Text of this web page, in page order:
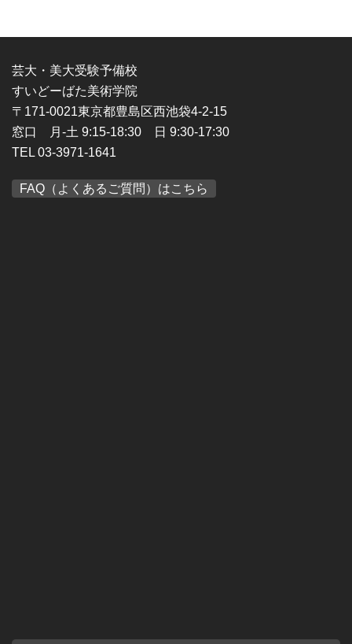
芸大・美大受験予備校
すいどーばた美術学院
〒171-0021東京都豊島区西池袋4-2-15
窓口 月-土 9:15-18:30 日 9:30-17:30
TEL 03-3971-1641
FAQ（よくあるご質問）はこちら